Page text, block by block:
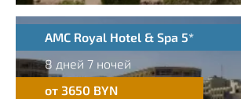
AMC Royal Hotel & Spa 5*
8 дней 7 ночей
от 3650 BYN